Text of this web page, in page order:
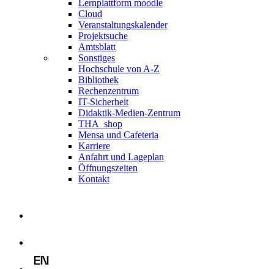
Lernplattform moodle
Cloud
Veranstaltungskalender
Projektsuche
Amtsblatt
Sonstiges
Hochschule von A-Z
Bibliothek
Rechenzentrum
IT-Sicherheit
Didaktik-Medien-Zentrum
THA_shop
Mensa und Cafeteria
Karriere
Anfahrt und Lageplan
Öffnungszeiten
Kontakt